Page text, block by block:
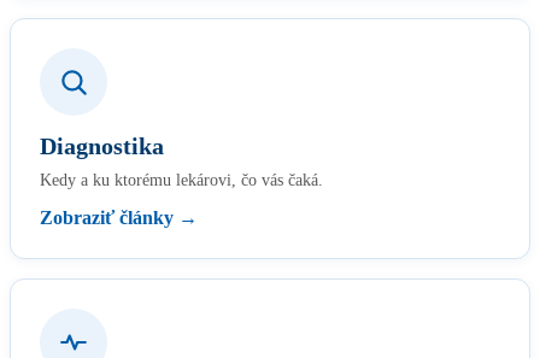
Diagnostika
Kedy a ku ktorému lekárovi, čo vás čaká.
Zobraziť články →